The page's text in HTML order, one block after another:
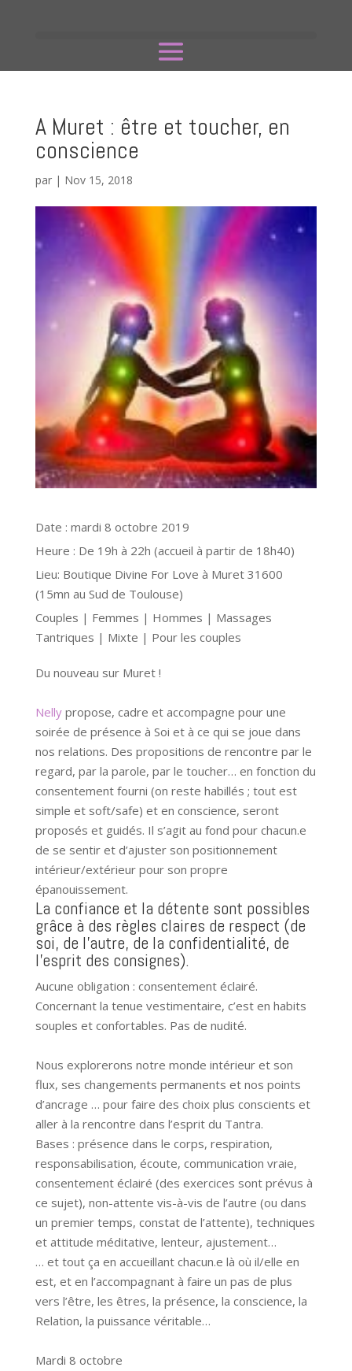
A Muret : être et toucher, en
conscience
par | Nov 15, 2018
Date : mardi 8 octobre 2019
Heure : De 19h à 22h (accueil à partir de 18h40)
Lieu: Boutique Divine For Love à Muret 31600
(15mn au Sud de Toulouse)
Couples | Femmes | Hommes | Massages
Tantriques | Mixte | Pour les couples
Du nouveau sur Muret !
Nellypropose, cadre et accompagne pour une
soirée de présence à Soi et à ce qui se joue dans
nos relations. Des propositions de rencontre par le
regard, par la parole, par le toucher… en fonction du
consentement fourni (on reste habillés ; tout est
simple et soft/safe) et en conscience, seront
proposés et guidés. Il s’agit au fond pour chacun.e
de se sentir et d’ajuster son positionnement
intérieur/extérieur pour son propre
épanouissement.
La confiance et la détente sont possibles
grâce à des règles claires de respect (de
soi, de l’autre, de la confidentialité, de
l’esprit des consignes).
Aucune obligation : consentement éclairé.
Concernant la tenue vestimentaire, c’est en habits
souples et confortables. Pas de nudité.
Nous explorerons notre monde intérieur et son
flux, ses changements permanents et nos points
d’ancrage … pour faire des choix plus conscients et
aller à la rencontre dans l’esprit du Tantra.
Bases : présence dans le corps, respiration,
responsabilisation, écoute, communication vraie,
consentement éclairé (des exercices sont prévus à
ce sujet), non-attente vis-à-vis de l’autre (ou dans
un premier temps, constat de l’attente), techniques
et attitude méditative, lenteur, ajustement…
… et tout ça en accueillant chacun.e là où il/elle en
est, et en l’accompagnant à faire un pas de plus
vers l’être, les êtres, la présence, la conscience, la
Relation, la puissance véritable…
Mardi 8 octobre